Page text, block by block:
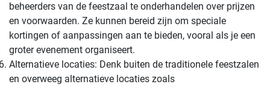
beheerders van de feestzaal te onderhandelen over prijzen
en voorwaarden. Ze kunnen bereid zijn om speciale
kortingen of aanpassingen aan te bieden, vooral als je een
groter evenement organiseert.
Alternatieve locaties: Denk buiten de traditionele feestzalen
en overweeg alternatieve locaties zoals